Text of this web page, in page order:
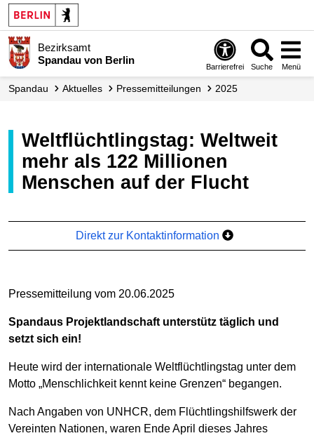
Bezirksamt
Spandau von Berlin
Barrierefrei Suche Menü
Spandau Aktuelles Presse­mitteilungen 2025
Weltflüchtlingstag: Weltweit
mehr als 122 Millionen
Menschen auf der Flucht
Direkt zur Kontaktinformation
Pressemitteilung vom 20.06.2025
Spandaus Projektlandschaft unterstütz täglich und
setzt sich ein!
Heute wird der internationale Weltflüchtlingstag unter dem
Motto „Menschlichkeit kennt keine Grenzen“ begangen.
Nach Angaben von UNHCR, dem Flüchtlingshilfswerk der
Vereinten Nationen, waren Ende April dieses Jahres